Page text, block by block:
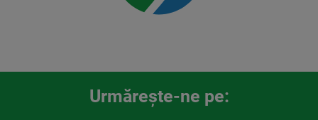
Urmăreşte-ne pe: